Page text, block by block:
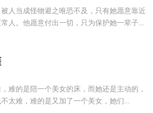
人当成怪物避之唯恐不及，只有她愿意靠近
人。他愿意付出一切，只为保护她一辈子...
难的是陪一个美女的床，而她还是主动的，
太难，难的是又加了一个美女，她们...